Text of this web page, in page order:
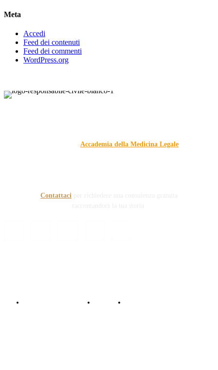
Meta
Accedi
Feed dei contenuti
Feed dei commenti
WordPress.org
Accademia della Medicina Legale
Contattaci